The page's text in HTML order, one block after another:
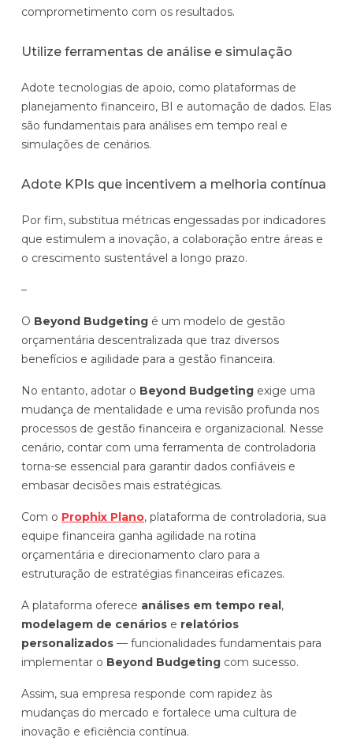
comprometimento com os resultados.
Utilize ferramentas de análise e simulação
Adote tecnologias de apoio, como plataformas de
planejamento financeiro, BI e automação de dados. Elas
são fundamentais para análises em tempo real e
simulações de cenários.
Adote KPIs que incentivem a melhoria contínua
Por fim, substitua métricas engessadas por indicadores
que estimulem a inovação, a colaboração entre áreas e
o crescimento sustentável a longo prazo.
–
O Beyond Budgeting é um modelo de gestão
orçamentária descentralizada que traz diversos
benefícios e agilidade para a gestão financeira.
No entanto, adotar o Beyond Budgeting exige uma
mudança de mentalidade e uma revisão profunda nos
processos de gestão financeira e organizacional. Nesse
cenário, contar com uma ferramenta de controladoria
torna-se essencial para garantir dados confiáveis e
embasar decisões mais estratégicas.
Com o Prophix Plano, plataforma de controladoria, sua
equipe financeira ganha agilidade na rotina
orçamentária e direcionamento claro para a
estruturação de estratégias financeiras eficazes.
A plataforma oferece análises em tempo real,
modelagem de cenários e relatórios
personalizados — funcionalidades fundamentais para
implementar o Beyond Budgeting com sucesso.
Assim, sua empresa responde com rapidez às
mudanças do mercado e fortalece uma cultura de
inovação e eficiência contínua.